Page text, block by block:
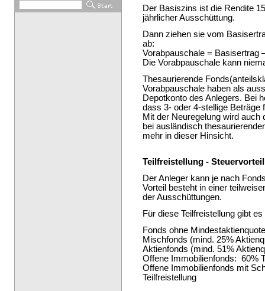
Der Basiszins ist die Rendite
jährlicher Ausschüttung.
Dann ziehen sie vom
ab:
Vorabpauschale = Basisertrag
Die Vorabpauschale kann
Thesaurierende
Vorabpauschale haben als
Depotkonto des Anlegers. Bei
dass 3- oder 4-stellige Beträge
Mit der Neuregelung wird auch
bei ausländisch
mehr in dieser Hinsicht.
Teilfreistellung -
Der Anleger kann je nach
Vorteil besteht in einer
der Ausschüttungen.
Für diese Teilfreistellung gibt
Fonds ohne
Mischfonds (mind. 25%
Aktienfonds (mind. 51%
Offene Immobilienfonds: 60%
Offene Immobilienfonds mit
Teilfreistellung